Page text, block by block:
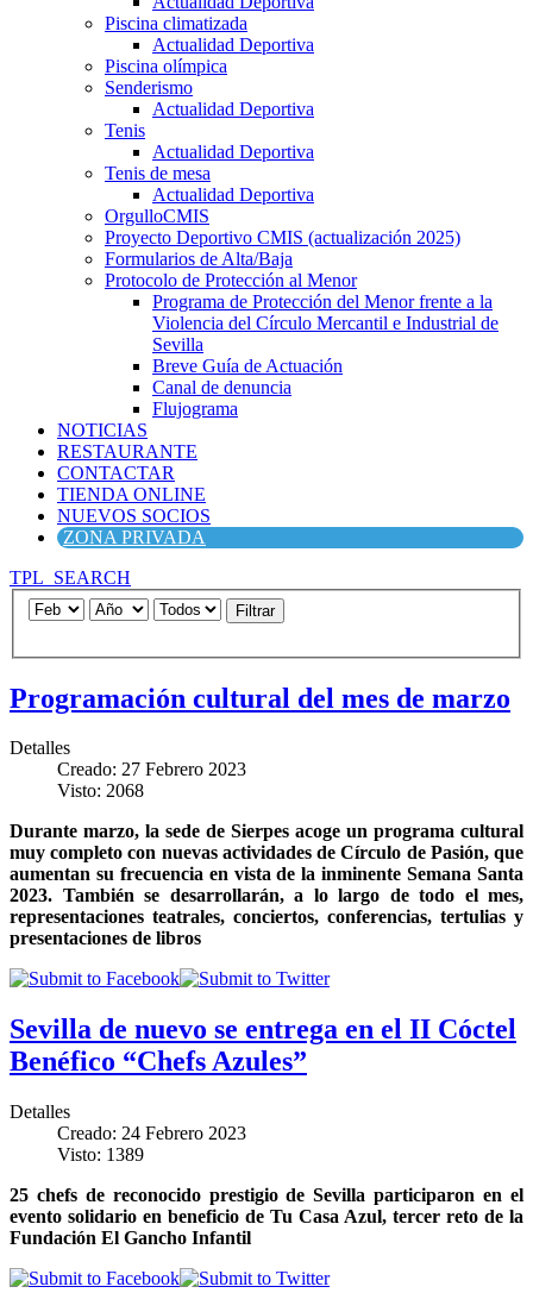
Piscina climatizada
Actualidad Deportiva
Piscina olímpica
Senderismo
Actualidad Deportiva
Tenis
Actualidad Deportiva
Tenis de mesa
Actualidad Deportiva
OrgulloCMIS
Proyecto Deportivo CMIS (actualización 2025)
Formularios de Alta/Baja
Protocolo de Protección al Menor
Programa de Protección del Menor frente a la
Violencia del Círculo Mercantil e Industrial de
Sevilla
Breve Guía de Actuación
Canal de denuncia
Flujograma
NOTICIAS
RESTAURANTE
CONTACTAR
TIENDA ONLINE
NUEVOS SOCIOS
ZONA PRIVADA
TPL_SEARCH
Filtrar
Programación cultural del mes de marzo
Detalles
Creado: 27 Febrero 2023
Visto: 2068
Durante marzo, la sede de Sierpes acoge un programa cultural
muy completo con nuevas actividades de Círculo de Pasión, que
aumentan su frecuencia en vista de la inminente Semana Santa
2023. También se desarrollarán, a lo largo de todo el mes,
representaciones teatrales, conciertos, conferencias, tertulias y
presentaciones de libros
Sevilla de nuevo se entrega en el II Cóctel
Benéfico “Chefs Azules”
Detalles
Creado: 24 Febrero 2023
Visto: 1389
25 chefs de reconocido prestigio de Sevilla participaron en el
evento solidario en beneficio de Tu Casa Azul, tercer reto de la
Fundación El Gancho Infantil